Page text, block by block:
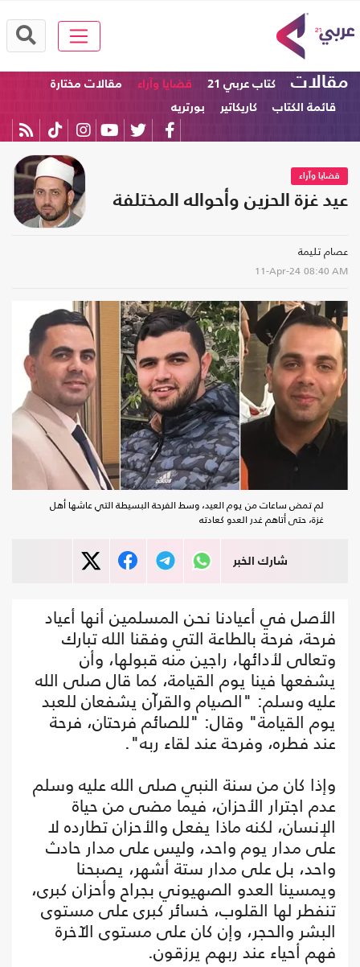
مقالات كتاب عربي 21 قضايا وآراء
مقالات مختارة
قائمة الكتاب
كاريكاتير بورتريه
قضايا وآراء
عيد غزة الحزين وأحواله المختلفة
عصام تليمة
11-Apr-24 08:40 AM
لم تمض ساعات من يوم العيد، وسط الفرحة البسيطة التي عاشها أهل
غزة، حتى أتاهم غدر العدو كعادته
شارك الخبر
الأصل في أعيادنا نحن المسلمين أنها أعياد
فرحة، فرحة بالطاعة التي وفقنا الله تبارك
وتعالى لأدائها، راجين منه قبولها، وأن
يشفعها فينا يوم القيامة، كما قال صلى الله
عليه وسلم: "الصيام والقرآن يشفعان للعبد
يوم القيامة" وقال: "للصائم فرحتان، فرحة
عند فطره، وفرحة عند لقاء ربه".
وإذا كان من سنة النبي صلى الله عليه وسلم
عدم اجترار الأحزان، فيما مضى من حياة
الإنسان، لكنه ماذا يفعل والأحزان تطارده لا
على مدار يوم واحد، وليس على مدار حادث
واحد، بل على مدار ستة أشهر، يصبحنا
ويمسينا العدو الصهيوني بجراح وأحزان كبرى،
تنفطر لها القلوب، خسائر كبرى على مستوى
البشر والحجر، وإن كان على مستوى الآخرة
فهم أحياء عند ربهم يرزقون.